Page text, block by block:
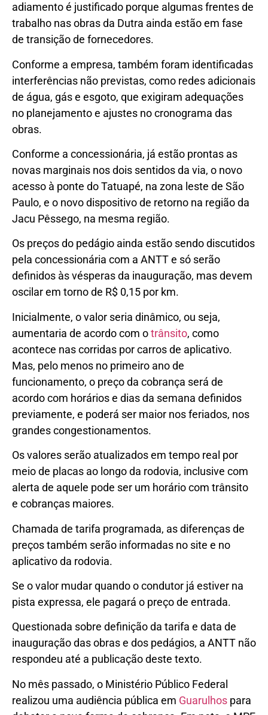
adiamento é justificado porque algumas frentes de
trabalho nas obras da Dutra ainda estão em fase
de transição de fornecedores.
Conforme a empresa, também foram identificadas
interferências não previstas, como redes adicionais
de água, gás e esgoto, que exigiram adequações
no planejamento e ajustes no cronograma das
obras.
Conforme a concessionária, já estão prontas as
novas marginais nos dois sentidos da via, o novo
acesso à ponte do Tatuapé, na zona leste de São
Paulo, e o novo dispositivo de retorno na região da
Jacu Pêssego, na mesma região.
Os preços do pedágio ainda estão sendo discutidos
pela concessionária com a ANTT e só serão
definidos às vésperas da inauguração, mas devem
oscilar em torno de R$ 0,15 por km.
Inicialmente, o valor seria dinâmico, ou seja,
aumentaria de acordo com otrânsito, como
acontece nas corridas por carros de aplicativo.
Mas, pelo menos no primeiro ano de
funcionamento, o preço da cobrança será de
acordo com horários e dias da semana definidos
previamente, e poderá ser maior nos feriados, nos
grandes congestionamentos.
Os valores serão atualizados em tempo real por
meio de placas ao longo da rodovia, inclusive com
alerta de aquele pode ser um horário com trânsito
e cobranças maiores.
Chamada de tarifa programada, as diferenças de
preços também serão informadas no site e no
aplicativo da rodovia.
Se o valor mudar quando o condutor já estiver na
pista expressa, ele pagará o preço de entrada.
Questionada sobre definição da tarifa e data de
inauguração das obras e dos pedágios, a ANTT não
respondeu até a publicação deste texto.
No mês passado, o Ministério Público Federal
realizou uma audiência pública em Guarulhos para